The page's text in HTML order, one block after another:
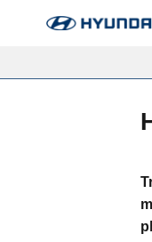
dung